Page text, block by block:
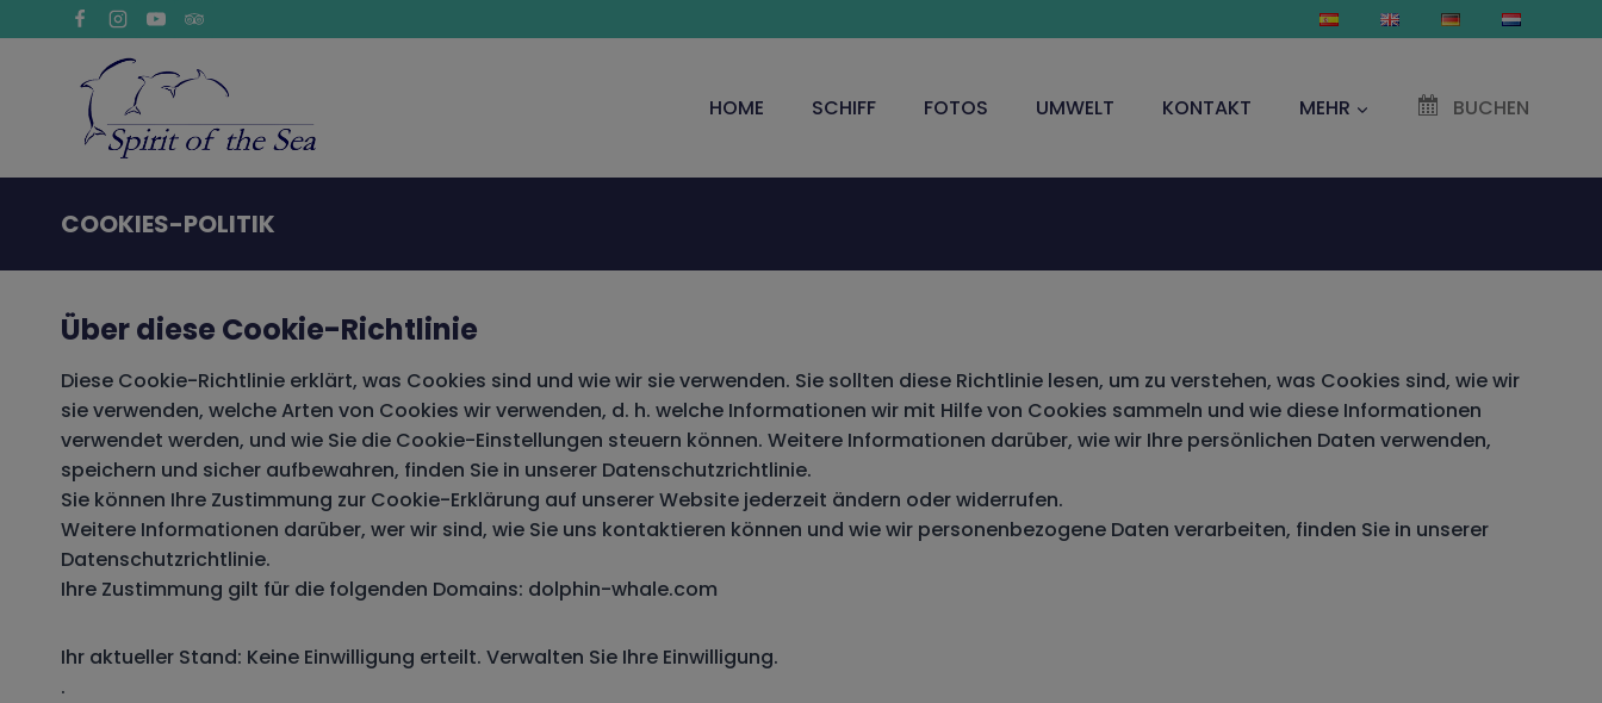
Inhalt
HOME
SCHIFF FOTOS UMWELT KONTAKT MEHR BUCHEN
COOKIES-POLITIK
Über diese Cookie-Richtlinie
Diese Cookie-Richtlinie erklärt, was Cookies sind und wie wir sie verwenden. Sie sollten diese Richtlinie lesen, um zu verstehen, was Cookies sind, wie wir
sie verwenden, welche Arten von Cookies wir verwenden, d. h. welche Informationen wir mit Hilfe von Cookies sammeln und wie diese Informationen
verwendet werden, und wie Sie die Cookie-Einstellungen steuern können. Weitere Informationen darüber, wie wir Ihre persönlichen Daten verwenden,
speichern und sicher aufbewahren, finden Sie in unserer Datenschutzrichtlinie.
Sie können Ihre Zustimmung zur Cookie-Erklärung auf unserer Website jederzeit ändern oder widerrufen.
Weitere Informationen darüber, wer wir sind, wie Sie uns kontaktieren können und wie wir personenbezogene Daten verarbeiten, finden Sie in unserer
Datenschutzrichtlinie.
Ihre Zustimmung gilt für die folgenden Domains: dolphin-whale.com
Ihr aktueller Stand: Keine Einwilligung erteilt. Verwalten Sie Ihre Einwilligung.
.